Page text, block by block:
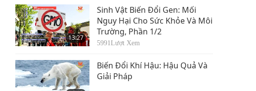
13:27
Sinh Vật Biến Đổi Gen: Mối
Nguy Hại Cho Sức Khỏe Và Môi
Trường, Phần 1/2
5991Lượt Xem
Biến Đổi Khí Hậu: Hậu Quả Và
Giải Pháp